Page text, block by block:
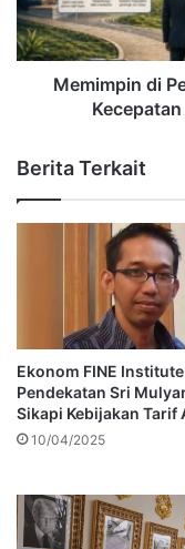
Memimpin di
Berita Terkait
Ekonom FINE
Pendekatan Sri
Sikapi Kebijakan Tarif
10/04/2025